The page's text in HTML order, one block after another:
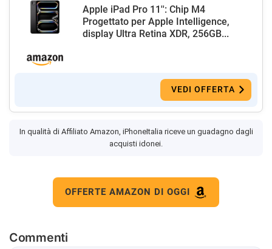
Apple iPad Pro 11'': Chip M4
Progettato per Apple Intelligence,
display Ultra Retina XDR, 256GB...
VEDI OFFERTA
In qualità di Affiliato Amazon, iPhoneItalia riceve un guadagno dagli
acquisti idonei.
OFFERTE AMAZON DI OGGI
Commenti